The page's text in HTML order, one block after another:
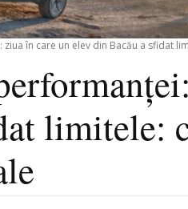
în care un elev din Bacău a sfidat
limitele: